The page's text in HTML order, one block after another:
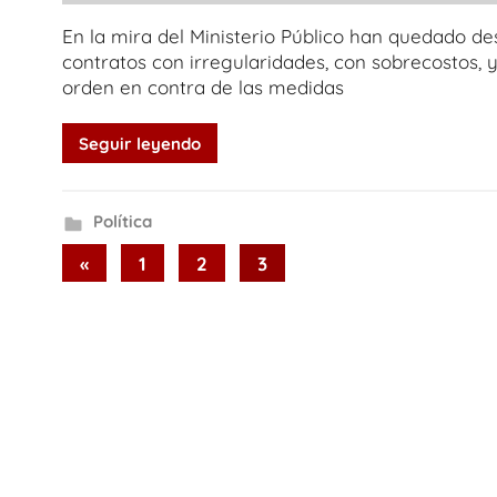
En la mira del Ministerio Público han quedado
contratos con irregularidades, con sobrecostos, y
orden en contra de las medidas
Seguir leyendo
Política
Paginación
«Previous
Posts
1 2 3